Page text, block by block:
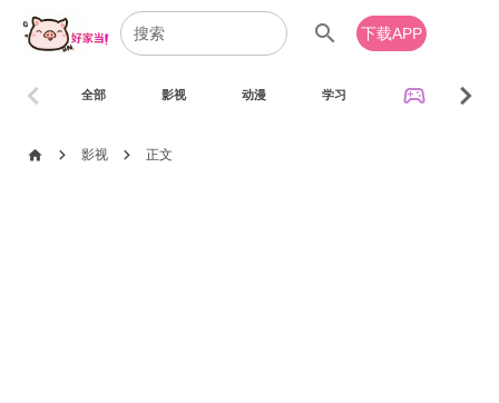
search 下载APP
全部 影视 动漫 学习 sports_esports
chevron_left chevron_right
home chevron_right 影视 chevron_right 正文